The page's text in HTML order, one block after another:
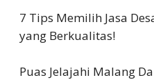
7 Tips Memilih Jasa
yang Berkualitas!
Puas Jelajahi Malang